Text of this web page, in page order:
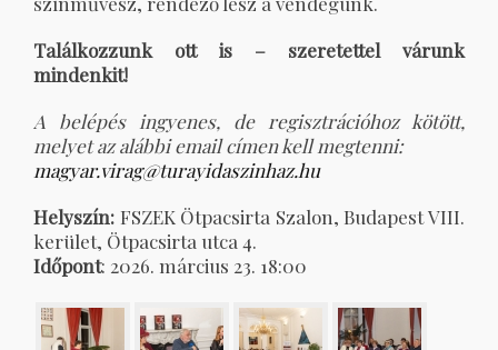
Találkozzunk ott is – szeretettel várunk
mindenkit!
A belépés ingyenes, de regisztrációhoz kötött,
melyet az alábbi email címen kell megtenni:
magyar.virag@turayidaszinhaz.hu
Helyszín: FSZEK Ötpacsirta Szalon, Budapest VIII.
kerület, Ötpacsirta utca 4.
Időpont: 2026. március 23. 18:00